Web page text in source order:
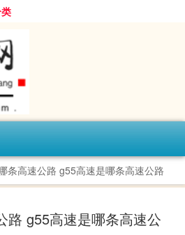
条高速公路 g55高速是哪条高速公路
路 g55高速是哪条高速公